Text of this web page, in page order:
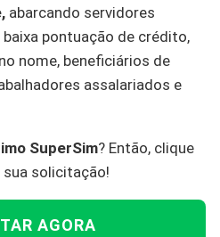
abarcando servidores
pontuação de crédito,
nome, beneficiários de
assalariados e
SuperSim? Então, clique
sua solicitação!
AGORA